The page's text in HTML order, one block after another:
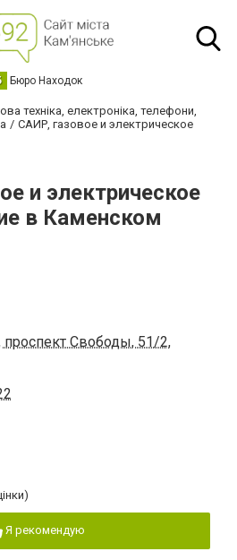
Бюро Находок
техніка, електроніка, телефони,
САИР, газовое и электрическое
и электрическое
в Каменском
проспект Свободы, 51/2,
Я рекомендую